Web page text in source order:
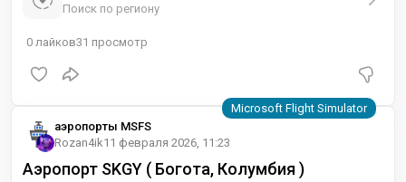
Поиск по региону
0 лайков31 просмотр
аэропорты MSFS
Rozan4ik11 февраля 2026, 11:23
Аэропорт SKGY ( Богота, Колумбия )